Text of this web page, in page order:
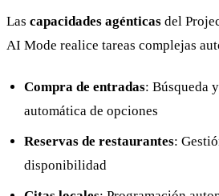
Las capacidades agénticas del
AI Mode realice tareas complejas
Compra de entradas: Búsqueda
automática de opciones
Reservas de restaurantes:
disponibilidad